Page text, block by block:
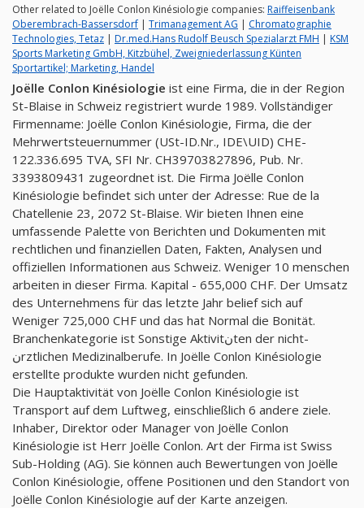
Other related to Joëlle Conlon Kinésiologie companies: Raiffeisenbank
Oberembrach-Bassersdorf | Trimanagement AG | Chromatographie
Technologies, Tetaz | Dr.med.Hans Rudolf Beusch Spezialarzt FMH | KSM
Sports Marketing GmbH, Kitzbühel, Zweigniederlassung Künten
Sportartikel; Marketing, Handel
Joëlle Conlon Kinésiologie ist eine Firma, die in der Region
St-Blaise in Schweiz registriert wurde 1989. Vollständiger
Firmenname: Joëlle Conlon Kinésiologie, Firma, die der
Mehrwertsteuernummer (USt-ID.Nr., IDE\UID) CHE-
122.336.695 TVA, SFI Nr. CH39703827896, Pub. Nr.
3393809431 zugeordnet ist. Die Firma Joëlle Conlon
Kinésiologie befindet sich unter der Adresse: Rue de la
Chatellenie 23, 2072 St-Blaise. Wir bieten Ihnen eine
umfassende Palette von Berichten und Dokumenten mit
rechtlichen und finanziellen Daten, Fakten, Analysen und
offiziellen Informationen aus Schweiz. Weniger 10 menschen
arbeiten in dieser Firma. Kapital - 655,000 CHF. Der Umsatz
des Unternehmens für das letzte Jahr belief sich auf
Weniger 725,000 CHF und das hat Normal die Bonität.
Branchenkategorie ist Sonstige Aktivitنten der nicht-
نrztlichen Medizinalberufe. In Joëlle Conlon Kinésiologie
erstellte produkte wurden nicht gefunden.
Die Hauptaktivität von Joëlle Conlon Kinésiologie ist
Transport auf dem Luftweg, einschließlich 6 andere ziele.
Inhaber, Direktor oder Manager von Joëlle Conlon
Kinésiologie ist Herr Joëlle Conlon. Art der Firma ist Swiss
Sub-Holding (AG). Sie können auch Bewertungen von Joëlle
Conlon Kinésiologie, offene Positionen und den Standort von
Joëlle Conlon Kinésiologie auf der Karte anzeigen.